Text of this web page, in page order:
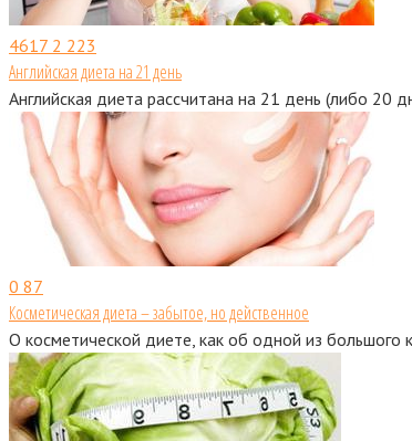
4617 2 223
Английская диета на 21 день
Английская диета рассчитана на 21 день (либо 20
0 87
Косметическая диета – забытое, но действенное
О косметической диете, как об одной из